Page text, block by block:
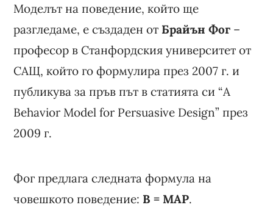
Моделът на поведение, който ще
разгледаме, е създаден от Брайън Фог –
професор в Станфордския университет от
САЩ, който го формулира през 2007 г. и
публикува за пръв път в статията си “A
Behavior Model for Persuasive Design” през
2009 г.
Фог предлага следната формула на
човешкото поведение: B = MAP.